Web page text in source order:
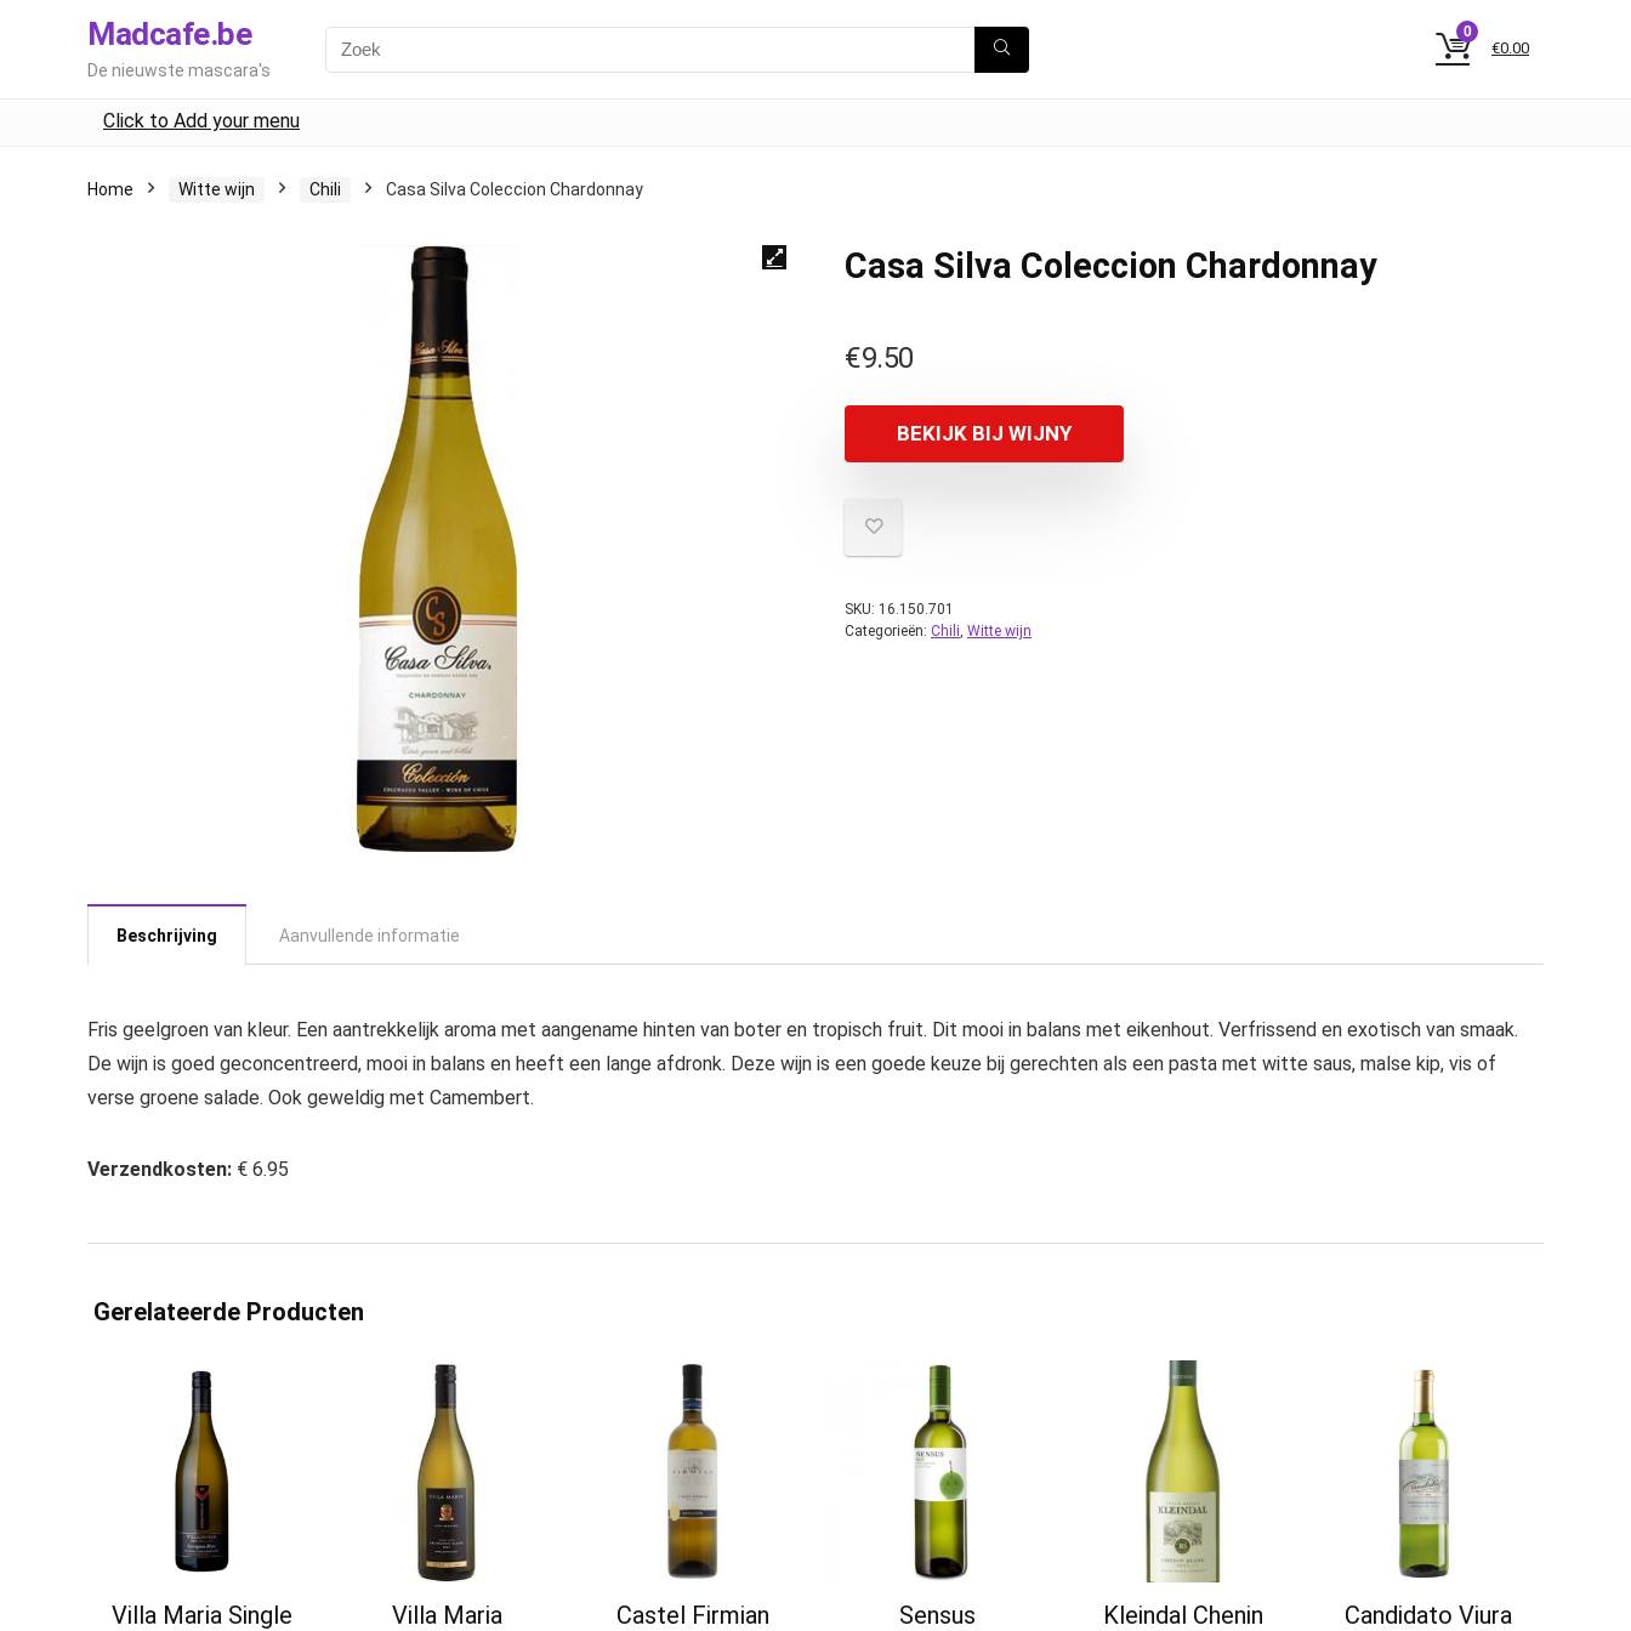
Madcafe.be
De nieuwste mascara's
0
€0.00
Click to Add your menu
Home Witte wijn Chili Casa Silva Coleccion Chardonnay
Casa Silva Coleccion Chardonnay
€9.50
BEKIJK BIJ WIJNY
SKU: 16.150.701
Categorieën: Chili, Witte wijn
Beschrijving Aanvullende informatie
Fris geelgroen van kleur. Een aantrekkelijk aroma met aangename hinten van boter en tropisch fruit. Dit mooi in balans met eikenhout. Verfrissend en exotisch van smaak.
De wijn is goed geconcentreerd, mooi in balans en heeft een lange afdronk. Deze wijn is een goede keuze bij gerechten als een pasta met witte saus, malse kip, vis of
verse groene salade. Ook geweldig met Camembert.
Verzendkosten: € 6.95
Gerelateerde Producten
Villa Maria Single Villa Maria Castel Firmian Sensus Kleindal Chenin Candidato Viura